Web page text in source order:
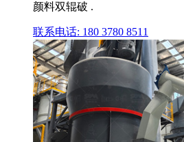
颜料双辊破 .
联系电话: 180 3780 8511